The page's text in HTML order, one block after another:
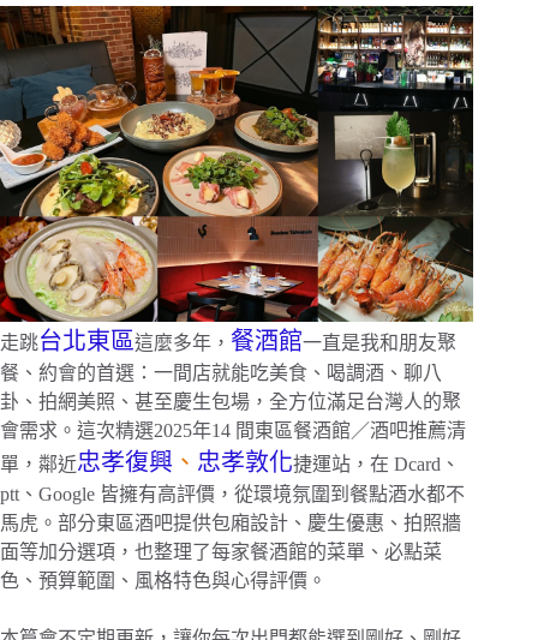
走跳台北東區這麼多年， 餐酒館一直是我和朋友聚
餐、約會的首選：一間店就能吃美食、喝調酒、聊八
卦、拍網美照、甚至慶生包場，全方位滿足台灣人的聚
會需求。這次精選2025年14 間東區餐酒館／酒吧推薦清
單，鄰近忠孝復興 、 忠孝敦化捷運站，在 Dcard、
ptt、Google 皆擁有高評價，從環境氛圍到餐點酒水都不
馬虎。部分東區酒吧提供包廂設計、慶生優惠、拍照牆
面等加分選項，也整理了每家餐酒館的菜單、必點菜
色、預算範圍、風格特色與心得評價。